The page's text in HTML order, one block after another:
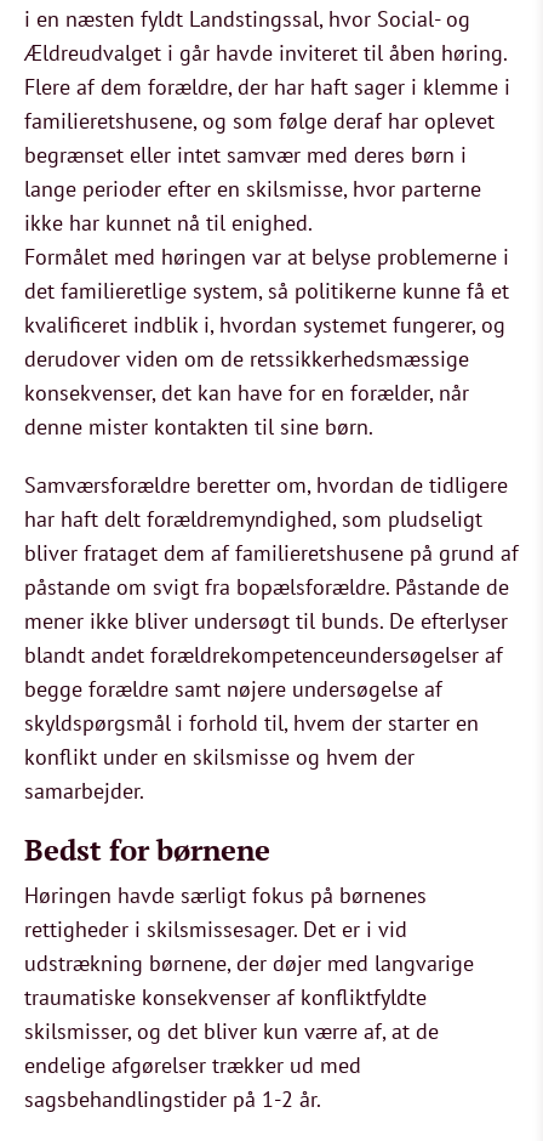
i en næsten fyldt Landstingssal, hvor Social- og
Ældreudvalget i går havde inviteret til åben høring.
Flere af dem forældre, der har haft sager i klemme i
familieretshusene, og som følge deraf har oplevet
begrænset eller intet samvær med deres børn i
lange perioder efter en skilsmisse, hvor parterne
ikke har kunnet nå til enighed.
Formålet med høringen var at belyse problemerne i
det familieretlige system, så politikerne kunne få et
kvalificeret indblik i, hvordan systemet fungerer, og
derudover viden om de retssikkerhedsmæssige
konsekvenser, det kan have for en forælder, når
denne mister kontakten til sine børn.
Samværsforældre beretter om, hvordan de tidligere
har haft delt forældremyndighed, som pludseligt
bliver frataget dem af familieretshusene på grund af
påstande om svigt fra bopælsforældre. Påstande de
mener ikke bliver undersøgt til bunds. De efterlyser
blandt andet forældrekompetenceundersøgelser af
begge forældre samt nøjere undersøgelse af
skyldspørgsmål i forhold til, hvem der starter en
konflikt under en skilsmisse og hvem der
samarbejder.
Bedst for børnene
Høringen havde særligt fokus på børnenes
rettigheder i skilsmissesager. Det er i vid
udstrækning børnene, der døjer med langvarige
traumatiske konsekvenser af konfliktfyldte
skilsmisser, og det bliver kun værre af, at de
endelige afgørelser trækker ud med
sagsbehandlingstider på 1-2 år.